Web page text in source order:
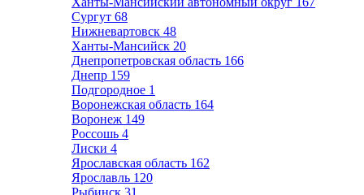
Сургут 68
Нижневартовск 48
Ханты-Мансийск 20
Днепропетровская область 166
Днепр 159
Подгородное 1
Воронежская область 164
Воронеж 149
Россошь 4
Лиски 4
Ярославская область 162
Ярославль 120
Рыбинск 31